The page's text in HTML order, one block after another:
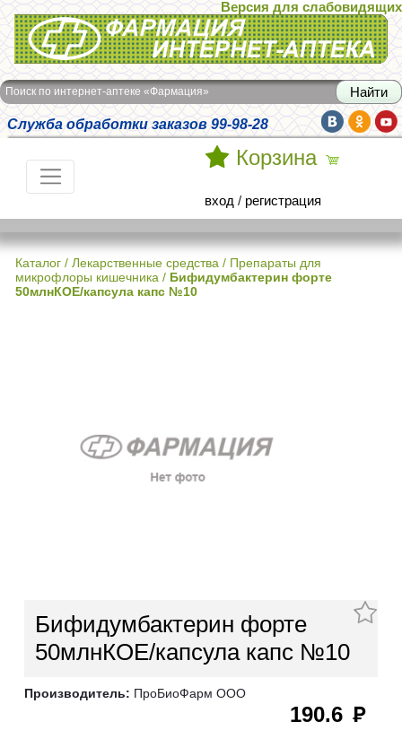
Интернет-аптека Фармация
Версия для слабовидящих
Поиск по интернет-аптеке «Фармация»
Служба обработки заказов 99-98-28
Корзина
вход / регистрация
Каталог / Лекарственные средства / Препараты для
микрофлоры кишечника / Бифидумбактерин форте
50млнКОЕ/капсула капс №10
Бифидумбактерин форте
50млнКОЕ/капсула капс №10
Производитель: ПроБиоФарм ООО
190.6 руб